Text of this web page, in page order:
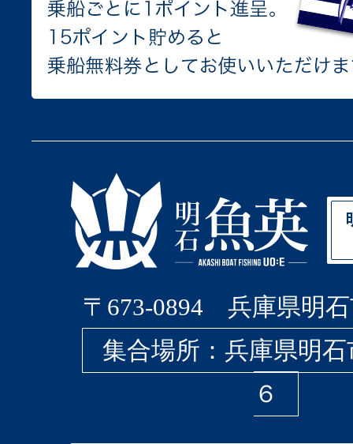
〒673-0894 兵庫県明石
集合場所：兵庫県明
６